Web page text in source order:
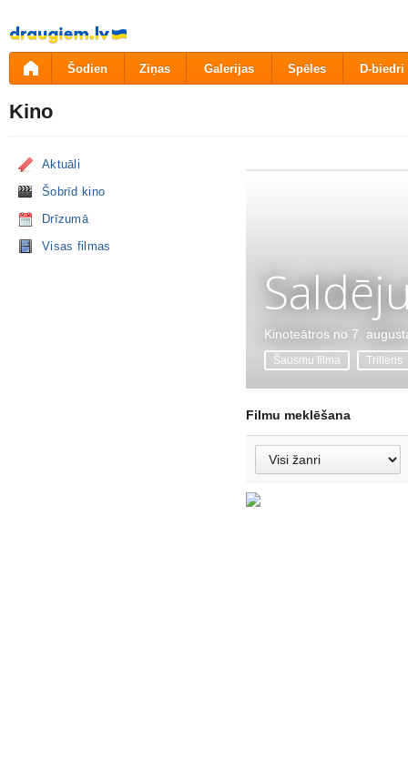
Pāriet
uz
saturu
Šodien Ziņas Galerijas Spēles D-biedri
Kino
Aktuāli
Šobrīd kino
Drīzumā
Visas filmas
Kinoteātros no 7.
Šausmu filma Trilleris
Filmu meklēšana